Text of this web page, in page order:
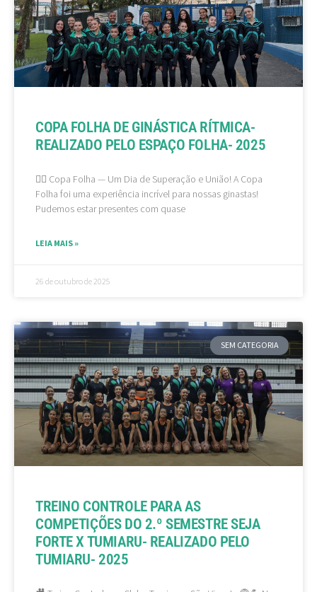
COPA FOLHA DE GINÁSTICA RÍTMICA-
REALIZADO PELO ESPAÇO FOLHA- 2025
🤸‍♀ Copa Folha — Um Dia de Superação e União! A Copa
Folha foi uma experiência incrível para nossas ginastas!
Pudemos estar presentes com quase
LEIA MAIS »
26 de outubro de 2025
SEM CATEGORIA
TREINO CONTROLE PARA AS
COMPETIÇÕES DO 2.º SEMESTRE SEJA
FORTE X TUMIARU- REALIZADO PELO
TUMIARU- 2025